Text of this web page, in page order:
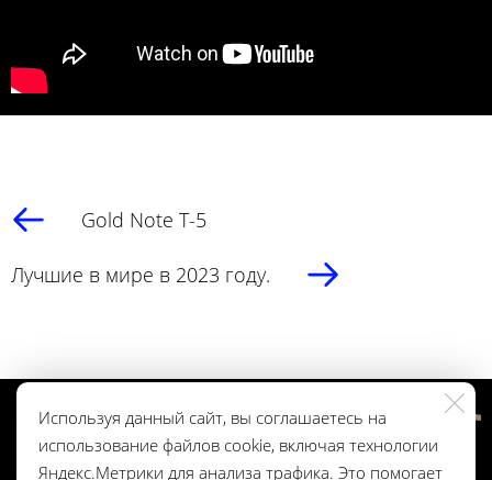
Gold Note T-5
Лучшие в мире в 2023 году.
Используя данный сайт, вы соглашаетесь на
использование файлов cookie, включая технологии
Яндекс.Метрики для анализа трафика. Это помогает